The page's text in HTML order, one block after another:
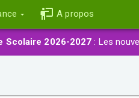
A propos
Scolaire 2026-2027 : Les